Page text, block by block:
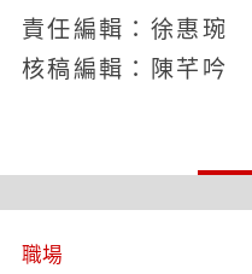
責任編輯：徐惠琬
核稿編輯：陳芊吟
職場